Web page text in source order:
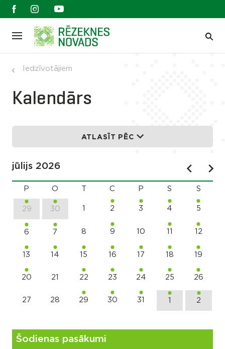
Iedzīvotājiem
Kalendārs
ATLASĪT PĒC
jūlijs 2026
P O C P S S
29 30 1 2 3 4 5
6 7 8 9 10 11 12
13 14 15 16 17 18 19
20 21 22 23 24 25 26
27 28 29 30 31 1 2
Šodienas pasākumi